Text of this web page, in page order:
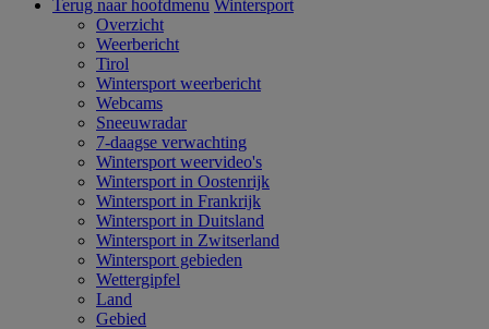
Terug naar hoofdmenu Wintersport
Overzicht
Weerbericht
Tirol
Wintersport weerbericht
Webcams
Sneeuwradar
7-daagse verwachting
Wintersport weervideo's
Wintersport in Oostenrijk
Wintersport in Frankrijk
Wintersport in Duitsland
Wintersport in Zwitserland
Wintersport gebieden
Wettergipfel
Land
Gebied